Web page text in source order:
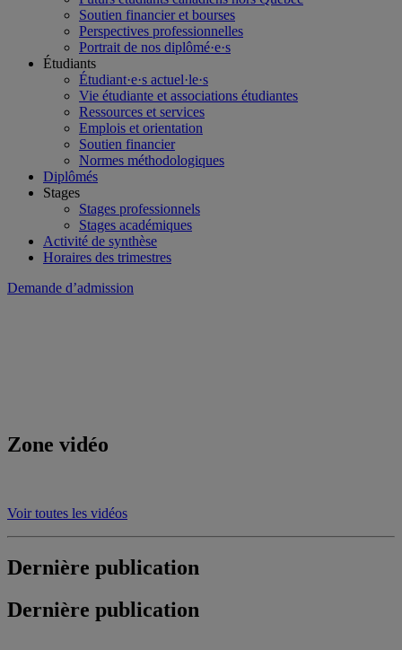
Soutien financier et bourses
Perspectives professionnelles
Portrait de nos diplômé·e·s
Étudiants
Étudiant·e·s actuel·le·s
Vie étudiante et associations étudiantes
Ressources et services
Emplois et orientation
Soutien financier
Normes méthodologiques
Diplômés
Stages
Stages professionnels
Stages académiques
Activité de synthèse
Horaires des trimestres
Demande d’admission
Zone vidéo
Voir toutes les vidéos
Dernière publication
Dernière publication